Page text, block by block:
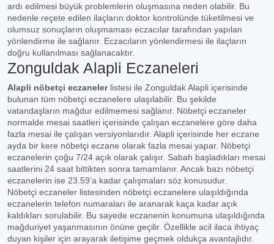
ardı edilmesi büyük problemlerin oluşmasına neden olabilir. Bu
nedenle reçete edilen ilaçların doktor kontrolünde tüketilmesi ve
olumsuz sonuçların oluşmaması eczacılar tarafından yapılan
yönlendirme ile sağlanır. Eczacıların yönlendirmesi ile ilaçların
doğru kullanılması sağlanacaktır.
Zonguldak Alapli Eczaneleri
Alapli nöbetçi eczanelerlistesi ile Zonguldak Alapli içerisinde
bulunan tüm nöbetçi eczanelere ulaşılabilir. Bu şekilde
vatandaşların mağdur edilmemesi sağlanır. Nöbetçi eczaneler
normalde mesai saatleri içerisinde çalışan eczanelere göre daha
fazla mesai ile çalışan versiyonlarıdır. Alapli içerisinde her eczane
ayda bir kere nöbetçi eczane olarak fazla mesai yapar. Nöbetçi
eczanelerin çoğu 7/24 açık olarak çalışır. Sabah başladıkları mesai
saatlerini 24 saat bittikten sonra tamamlanır. Ancak bazı nöbetçi
eczanelerin ise 23.59’a kadar çalışmaları söz konusudur.
Nöbetçi eczaneler listesinden nöbetçi eczanelere ulaşıldığında
eczanelerin telefon numaraları ile aranarak kaça kadar açık
kaldıkları sorulabilir. Bu sayede eczanenin konumuna ulaşıldığında
mağduriyet yaşanmasının önüne geçilir. Özellikle acil ilaca ihtiyaç
duyan kişiler için arayarak iletişime geçmek oldukça avantajlıdır.